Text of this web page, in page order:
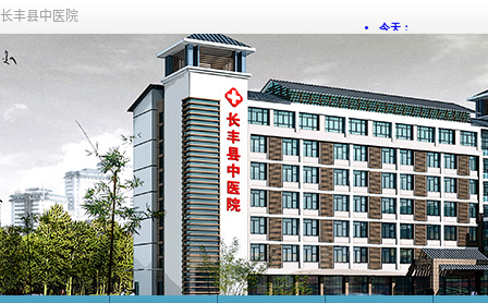
长丰县中医院